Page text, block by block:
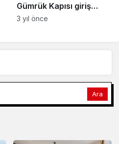
Gümrük Kapısı giriş
çıkışa açıldı
3 yıl önce